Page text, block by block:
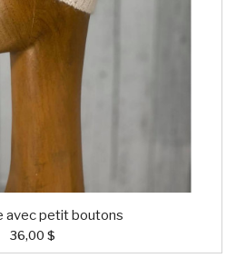
avec petit boutons
36,00 $